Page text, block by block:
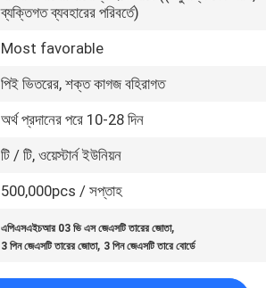
ব্যক্তিগত ব্যবহারের পরিবর্তে)
Most favorable
পিই ভিতরের, শক্ত কাগজ বহিরাগত
অর্থ প্রদানের পরে 10-28 দিন
টি / টি, ওয়েস্টার্ন ইউনিয়ন
500,000pcs / সপ্তাহ
এপিএসএইচআর 03 ভি এস জেএসটি তারের জোতা,
3 পিন জেএসটি তারের জোতা, 3 পিন জেএসটি তারে বোর্ডে